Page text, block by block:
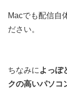
Macでも配信自
ださい。
ちなみに よっぽ
クの高いパソコ